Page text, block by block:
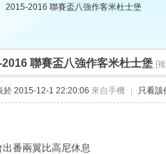
2015-2016 聯賽盃八強作客米杜士堡
聯賽盃八強作客米杜士堡 [
於 2015-12-1 22:20:06 來自手機 只看該
出番兩翼比高尼休息